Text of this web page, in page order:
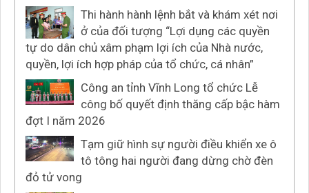
Thi hành hành lệnh bắt và khám xét nơi
ở của đối tượng “Lợi dụng các quyền
tự do dân chủ xâm phạm lợi ích của Nhà nước,
quyền, lợi ích hợp pháp của tổ chức, cá nhân”
Công an tỉnh Vĩnh Long tổ chức Lễ
công bố quyết định thăng cấp bậc hàm
đợt I năm 2026
Tạm giữ hình sự người điều khiển xe ô
tô tông hai người đang dừng chờ đèn
đỏ tử vong